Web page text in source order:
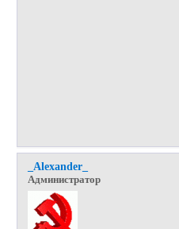
_Alexander_
Администратор